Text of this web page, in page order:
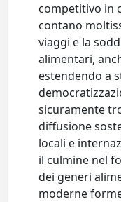
competitivo in
contano
viaggi e la
alimentari,
estendendo a
sicuramente
diffusione
locali e
il culmine nel
dei generi
moderne